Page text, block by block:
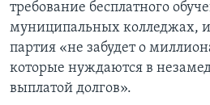
требование бесплатного
муниципальных колледжах, и
партия «не забудет о
которые нуждаются в
выплатой долгов».